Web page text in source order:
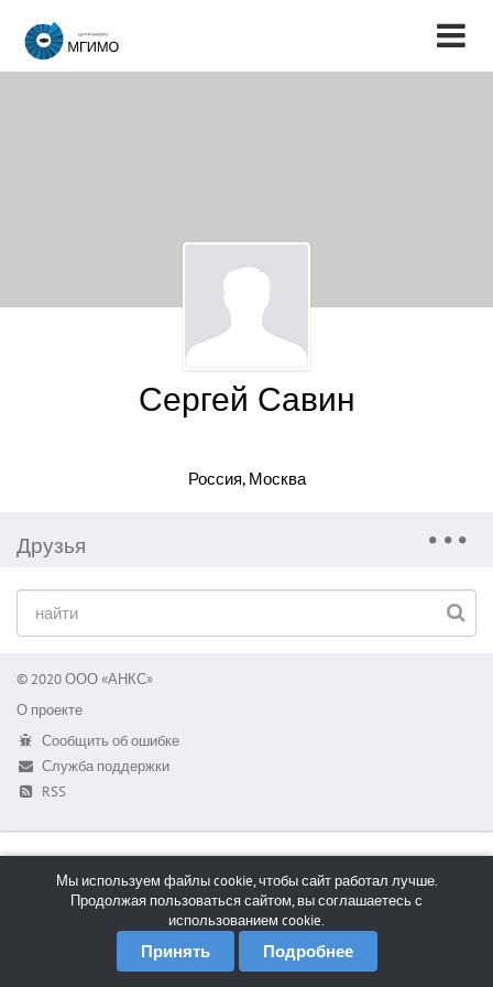
Сергей Савин
Россия, Москва
Друзья
© 2020 ООО «АНКС»
О проекте
Сообщить об ошибке
Служба поддержки
RSS
Мы используем файлы cookie, чтобы сайт работал лучше.
Продолжая пользоваться сайтом, вы соглашаетесь с
использованием cookie.
Принять Подробнее